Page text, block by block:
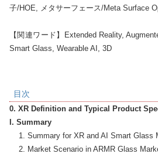
子/HOE, メタサーフェース/Meta Surface
【関連ワード】Extended Reality,
Smart Glass, Wearable AI, 3D
目次
0. XR Definition and Typical Product
I. Summary
1. Summary for XR and AI Smart
2. Market Scenario in ARMR Glass